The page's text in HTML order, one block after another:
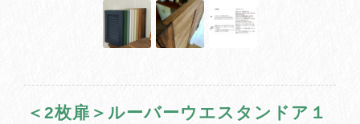
＜2枚扉＞ルーバーウエスタンドア１